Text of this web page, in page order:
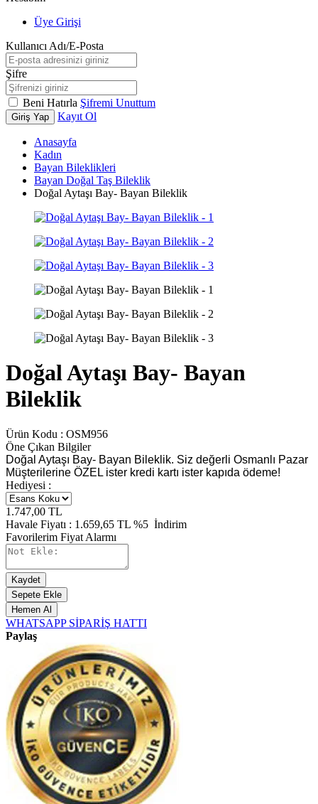
Üye Girişi
Kullanıcı Adı/E-Posta
Şifre
Beni Hatırla Şifremi Unuttum
Giriş Yap Kayıt Ol
Anasayfa
Kadın
Bayan Bileklikleri
Bayan Doğal Taş Bileklik
Doğal Aytaşı Bay- Bayan Bileklik
Doğal Aytaşı Bay- Bayan
Bileklik
Ürün Kodu : OSM956
Öne Çıkan Bilgiler
Doğal Aytaşı Bay- Bayan Bileklik. Siz değerli Osmanlı Pazar
Müşterilerine ÖZEL ister kredi kartı ister kapıda ödeme!
Hediyesi :
1.747,00 TL
Havale Fiyatı : 1.659,65 TL %5 İndirim
Favorilerim Fiyat Alarmı
Kaydet
Sepete Ekle
Hemen Al
WHATSAPP SİPARİŞ HATTI
Paylaş